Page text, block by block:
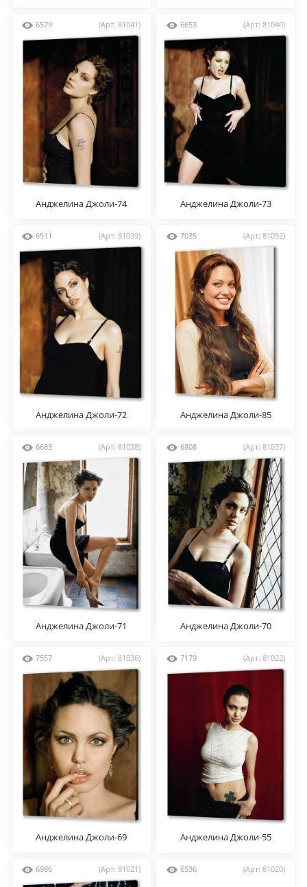
6579 (Арт: 81041)
Анджелина Джоли-74
6653 (Арт: 81040)
Анджелина Джоли-73
6511 (Арт: 81039)
Анджелина Джоли-72
7035 (Арт: 81052)
Анджелина Джоли-85
6683 (Арт: 81038)
Анджелина Джоли-71
6808 (Арт: 81037)
Анджелина Джоли-70
7557 (Арт: 81036)
Анджелина Джоли-69
7179 (Арт: 81022)
Анджелина Джоли-55
6986 (Арт: 81021) 6536 (Арт: 81020)